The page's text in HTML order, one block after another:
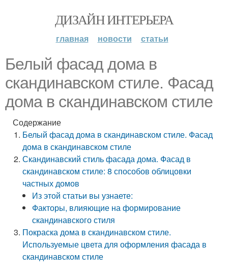
ДИЗАЙН ИНТЕРЬЕРА
главная новости статьи
Белый фасад дома в
скандинавском стиле. Фасад
дома в скандинавском стиле
Содержание
Белый фасад дома в скандинавском стиле. Фасад
дома в скандинавском стиле
Скандинавский стиль фасада дома. Фасад в
скандинавском стиле: 8 способов облицовки
частных домов
Из этой статьи вы узнаете:
Факторы, влияющие на формирование
скандинавского стиля
Покраска дома в скандинавском стиле.
Используемые цвета для оформления фасада в
скандинавском стиле